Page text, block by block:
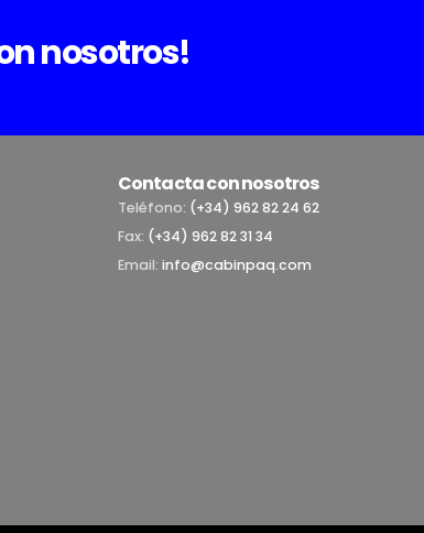
nosotros!
Contacta con nosotros
Teléfono: (+34) 962 82 24 62
Fax: (+34) 962 82 31 34
Email: info@cabinpaq.com